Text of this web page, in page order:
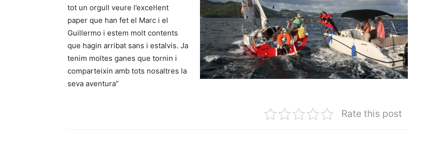
tot un orgull veure l’excel·lent
paper que han fet el Marc i el
Guillermo i estem molt contents
que hagin arribat sans i estalvis. Ja
tenim moltes ganes que tornin i
comparteixin amb tots nosaltres la
seva aventura”
Rate this post